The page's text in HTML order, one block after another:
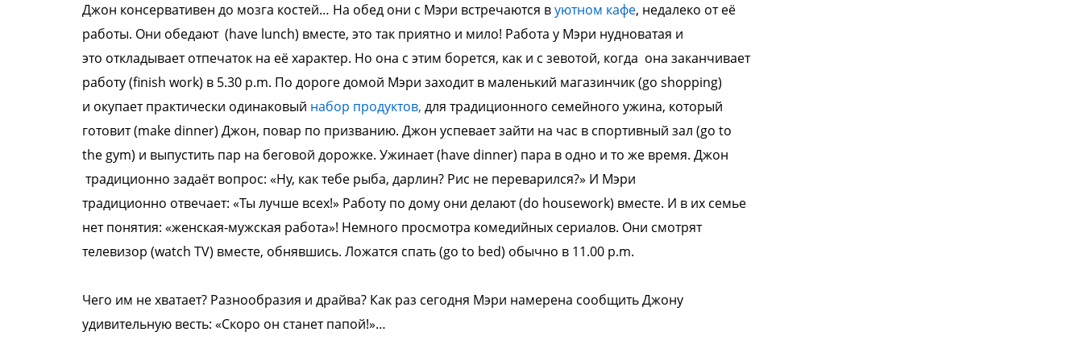
Джон консервативен до мозга костей… На обед они с Мэри встречаются вуютном кафе, недалеко от её
работы. Они обедают (have lunch) вместе, это так приятно и мило! Работа у Мэри нудноватая и
это откладывает отпечаток на её характер. Но она с этим борется, как и с зевотой, когда она заканчивает
работу (finish work) в 5.30 p.m. По дороге домой Мэри заходит в маленький магазинчик (go shopping)
и окупает практически одинаковый набор продуктов, для традиционного семейного ужина, который
готовит (make dinner) Джон, повар по призванию. Джон успеваетзайти на час в спортивный зал (go to
the gym) и выпустить пар на беговой дорожке. Ужинает (have dinner) пара в одно и то же время. Джон
традиционно задаёт вопрос: «Ну, как тебе рыба, дарлин? Рис не переварился?» И Мэри
традиционно отвечает: «Ты лучше всех!» Работу по дому они делают (do housework) вместе. И в их семье
нет понятия: «женская-мужская работа»! Немного просмотра комедийных сериалов. Они смотрят
телевизор (watch TV) вместе, обнявшись. Ложатся спать (go to bed) обычно в 11.00 p.m.
Чего им не хватает? Разнообразия и драйва? Как раз сегодня Мэри намерена сообщить Джону
удивительную весть: «Скоро он станет папой!»…